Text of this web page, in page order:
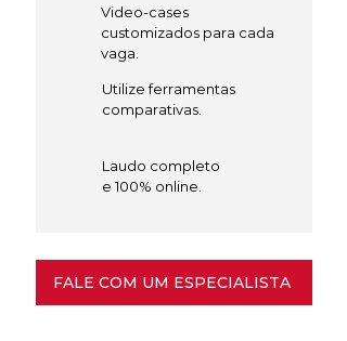
Video-cases
customizados para cada
vaga.
Utilize ferramentas
comparativas.
Laudo completo
e 100% online.
FALE COM UM ESPECIALISTA